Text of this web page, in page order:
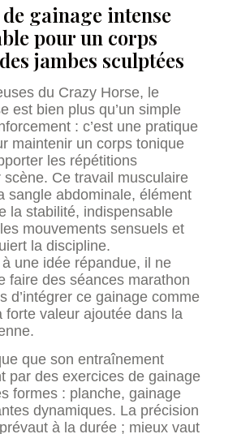
gainage intense
pour un corps
jambes sculptées
du Crazy Horse, le
est bien plus qu’un simple
: c’est une pratique
maintenir un corps tonique
les répétitions
Ce travail musculaire
sangle abdominale, élément
la stabilité, indispensable
mouvements sensuels et
la discipline.
une idée répandue, il ne
faire des séances marathon
d’intégrer ce gainage comme
forte valeur ajoutée dans la
que son entraînement
par des exercices de gainage
formes : planche, gainage
dynamiques. La précision
à la durée ; mieux vaut